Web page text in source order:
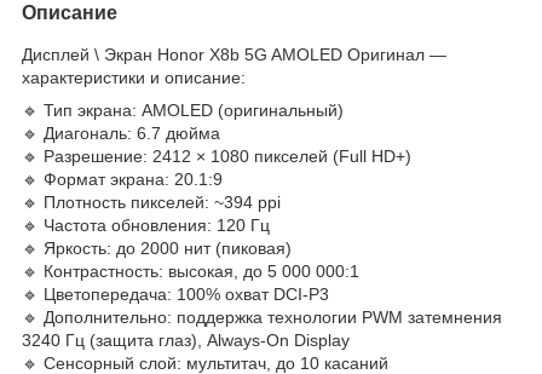
Описание
Дисплей \ Экран Honor X8b 5G AMOLED Оригинал —
характеристики и описание:
🔹 Тип экрана: AMOLED (оригинальный)
🔹 Диагональ: 6.7 дюйма
🔹 Разрешение: 2412 × 1080 пикселей (Full HD+)
🔹 Формат экрана: 20.1:9
🔹 Плотность пикселей: ~394 ppi
🔹 Частота обновления: 120 Гц
🔹 Яркость: до 2000 нит (пиковая)
🔹 Контрастность: высокая, до 5 000 000:1
🔹 Цветопередача: 100% охват DCI-P3
🔹 Дополнительно: поддержка технологии PWM затемнения
3240 Гц (защита глаз), Always-On Display
🔹 Сенсорный слой: мультитач, до 10 касаний